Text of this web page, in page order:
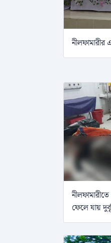
নীলফামারীর
ফেলে যায়